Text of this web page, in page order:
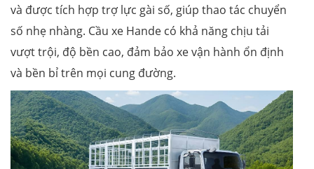
và được tích hợp trợ lực gài số, giúp thao tác chuyển
số nhẹ nhàng. Cầu xe Hande có khả năng chịu tải
vượt trội, độ bền cao, đảm bảo xe vận hành ổn định
và bền bỉ trên mọi cung đường.